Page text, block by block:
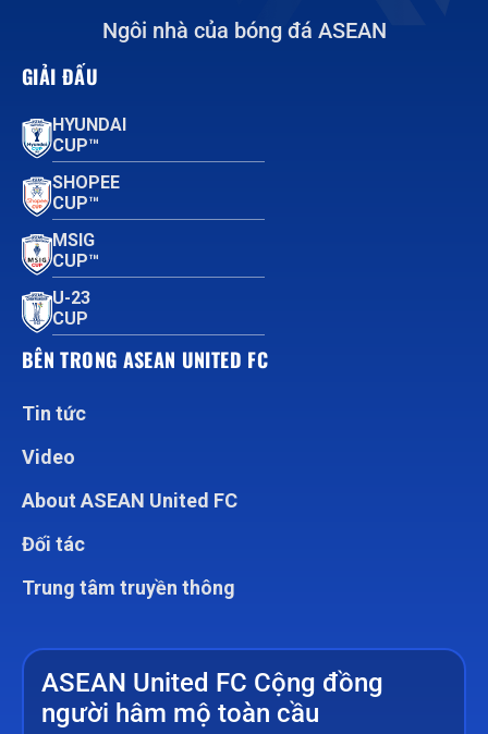
Ngôi nhà của bóng đá ASEAN
GIẢI ĐẤU
HYUNDAI
CUP™
SHOPEE
CUP™
MSIG
CUP™
U-23
CUP
BÊN TRONG ASEAN UNITED FC
Tin tức
Video
About ASEAN United FC
Đối tác
Trung tâm truyền thông
ASEAN United FC Cộng đồng
người hâm mộ toàn cầu